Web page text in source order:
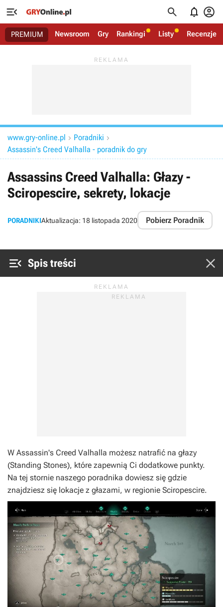
   
PREMIUM Newsroom Gry Rankingi Listy Recenzje
www.gry-online.pl  Poradniki 
Assassin's Creed Valhalla - poradnik do gry
Assassins Creed Valhalla: Głazy -
Sciropescire, sekrety, lokacje
PORADNIKIAktualizacja: 18 listopada 2020 Pobierz Poradnik
 Spis treści 
W Assassin's Creed Valhalla możesz natrafić na głazy
(Standing Stones), które zapewnią Ci dodatkowe punkty.
Na tej stornie naszego poradnika dowiesz się gdzie
znajdziesz się lokacje z głazami, w regionie Sciropescire.